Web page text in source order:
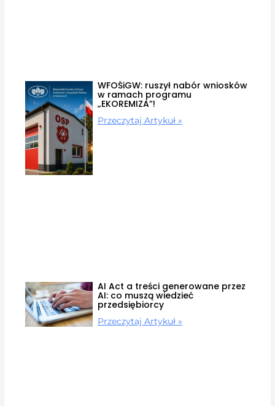
WFOŚiGW: ruszył nabór wniosków
w ramach programu
„EKOREMIZA”!
Przeczytaj Artykuł »
AI Act a treści generowane przez
AI: co muszą wiedzieć
przedsiębiorcy
Przeczytaj Artykuł »